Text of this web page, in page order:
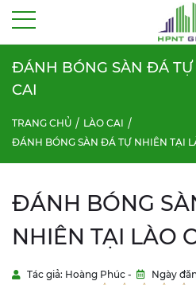
ĐÁNH BÓNG SÀN ĐÁ
CAI
TRANG CHỦ
LÀO CAI
ĐÁNH BÓNG SÀN ĐÁ TỰ NHIÊN TẠI
ĐÁNH BÓNG
NHIÊN TẠI LÀO
Tác giả: Hoàng Phúc - Ngày